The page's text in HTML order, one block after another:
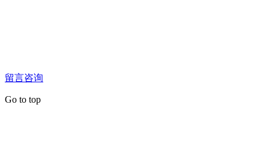
留言咨询
Go to top